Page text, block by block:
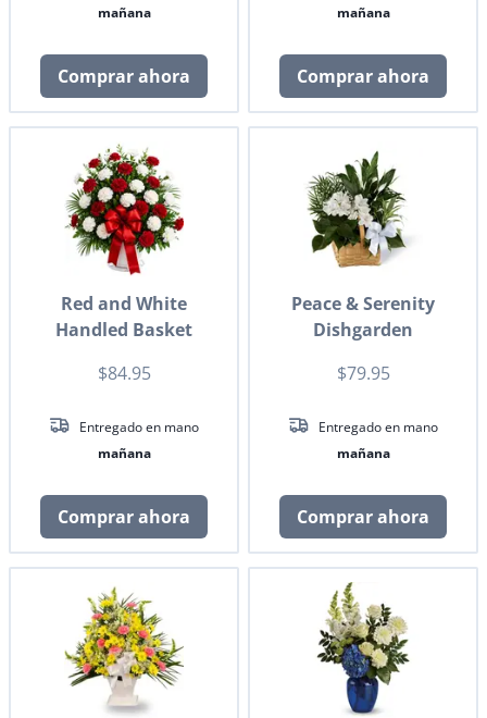
mañana
Comprar ahora
mañana
Comprar ahora
Red and White
Handled Basket
$84.95
Entregado en mano
mañana
Comprar ahora
Peace & Serenity
Dishgarden
$79.95
Entregado en mano
mañana
Comprar ahora